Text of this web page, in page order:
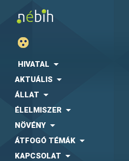
HIVATAL
AKTUÁLIS
ÁLLAT
ÉLELMISZER
NÖVÉNY
ÁTFOGÓ TÉMÁK
KAPCSOLAT